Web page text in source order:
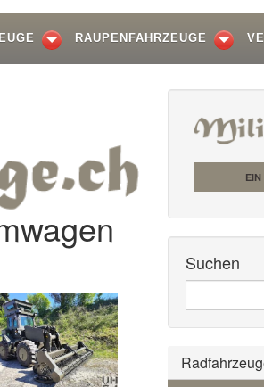
RAUPENFAHRZEUGE
Suchen